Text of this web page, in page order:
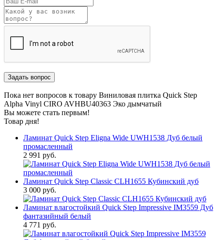
Пока нет вопросов к товару Виниловая плитка Quick Step
Alpha Vinyl CIRO AVHBU40363 Эко дымчатый
Вы можете стать первым!
Товар дня!
Ламинат Quick Step Eligna Wide UWH1538 Дуб белый
промасленный
2 991 руб.
Ламинат Quick Step Classic CLH1655 Кубинский дуб
3 000 руб.
Ламинат влагостойкий Quick Step Impressive IM3559 Дуб
фантазийный белый
4 771 руб.